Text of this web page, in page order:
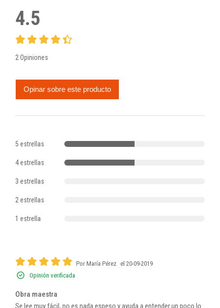
4.5
2 Opiniones
Opinar sobre este producto
5 estrellas
4 estrellas
3 estrellas
2 estrellas
1 estrella
Por María Pérez el 20-09-2019
Opinión verificada
Obra maestra
Se lee muy fácil, no es nada espeso y ayuda a entender un poco lo